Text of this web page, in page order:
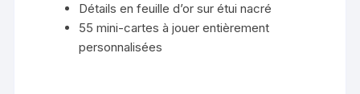
Détails en feuille d’or sur étui nacré
55 mini-cartes à jouer entièrement
personnalisées